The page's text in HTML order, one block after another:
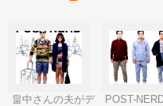
畠中さんの夫がデ
POST-